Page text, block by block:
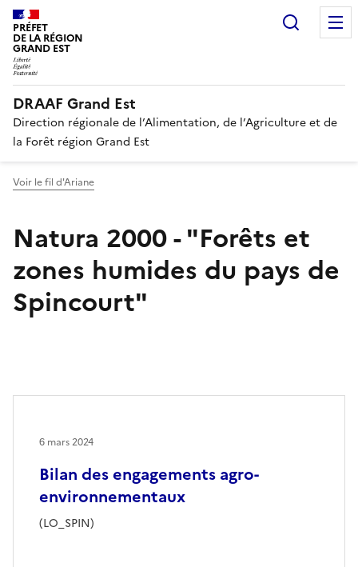
PRÉFET
DE LA RÉGION
GRAND EST
DRAAF Grand Est
Direction régionale de l’Alimentation, de l’Agriculture et de
la Forêt région Grand Est
Voir le fil d'Ariane
Natura 2000 - "Forêts et
zones humides du pays de
Spincourt"
Bilan des engagements agro-
environnementaux
(LO_SPIN)
6 mars 2024